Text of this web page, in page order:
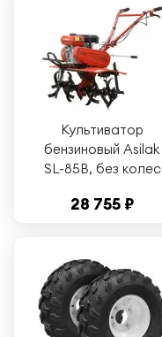
Культиватор
бензиновый Asilak
SL-85B, без колес
28 755 ₽